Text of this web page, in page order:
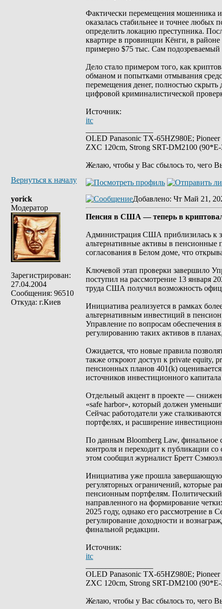
Фактически перемещения мошенника и
оказалась стабильнее и точнее
определить локацию преступника.
квартире в провинции Кёнги, в
примерно $75 тыс. Сам подозреваемый
Дело стало примером того, как
обманом и попытками отмывания
перемещения денег, полностью скрыть
цифровой криминалистической
Источник:
itc
OLED Panasonic TX-65HZ980E;
ZXC 120cm, Strong SRT-DM2100
Желаю, чтобы у Вас сбылось то, чего
Вернуться к началу
yorick
Модератор
Зарегистрирован:
27.04.2004
Сообщения: 96510
Откуда: г.Киев
Добавлено: Чт Май 21,
Пенсия в США — теперь в
Администрация США приблизилась к
альтернативные активы в
согласования в Белом доме, что
Ключевой этап проверки завершило
поступил на рассмотрение 13 января
труда США получил возможность
Инициатива реализуется в рамках
альтернативным инвестиций в
Управление по вопросам обеспечения
регулированию таких активов в
Ожидается, что новые правила
также откроют доступ к private equity,
пенсионных планов 401(k)
источников инвестиционного
Отдельный акцент в проекте —
«safe harbor», который должен
Сейчас работодатели уже
портфелях, и расширение
По данным Bloomberg Law, финальное
контроля и переходит к публикации
этом сообщил журналист Бретт
Инициатива уже прошла завершающую
регуляторных ограничений, которые
пенсионным портфелям.
направленного на формирование
2025 году, однако его рассмотрение в
регулирование доходности и
финальной редакции.
Источник:
itc
OLED Panasonic TX-65HZ980E;
ZXC 120cm, Strong SRT-DM2100
Желаю, чтобы у Вас сбылось то, чего